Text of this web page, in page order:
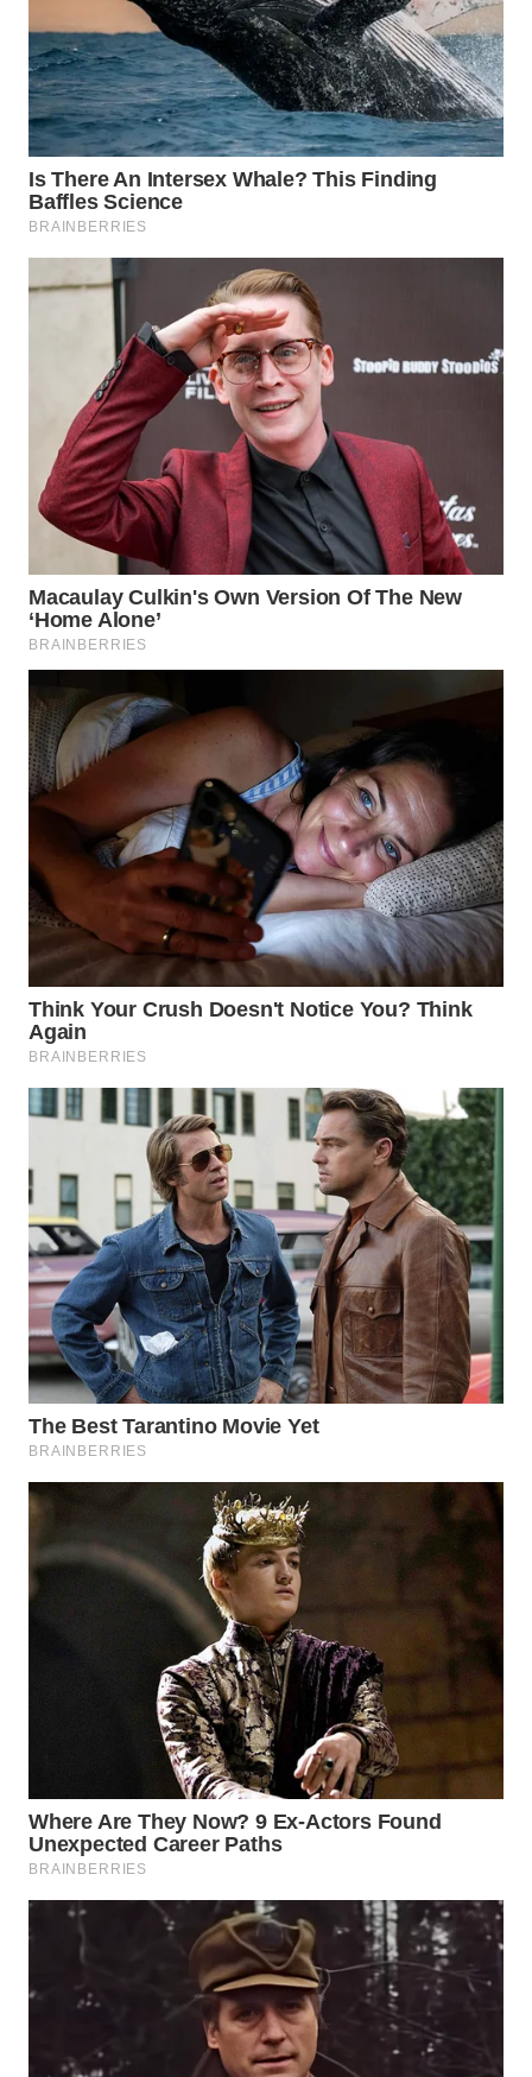
KALTARA
WN
KALSEL
WN
KALTIM
WN
WN
GORONTALO
WN
SULUT
WN
MALUKU
WN
MALUT
WN
DAIRI
WN
TOBA
WN
NIAS
WN
LANGKAT
WN
TAPANULI
WN
TANJUNG
LESUNG
WN
KARO
WN
SIMALUNGUN
TAPANULI
WN
TEBING
TINGGI
WN
PAKPAK
WN